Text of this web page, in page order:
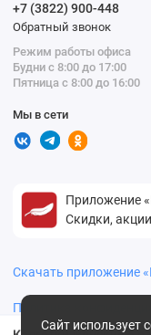
Сайт использует
+7 (3822) 900-448
Обратный звонок
Режим работы офиса
Будни с 8:00 до 17:00
Пятница с 8:00 до 16:00
Мы в сети
Приложение
Скидки,
Скачать приложение
Политика